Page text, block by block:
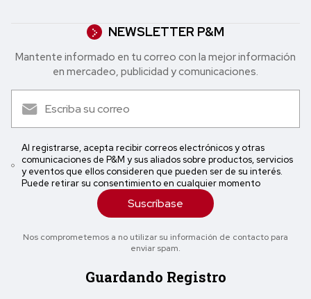
NEWSLETTER P&M
Mantente informado en tu correo con la mejor in formación
en mercadeo, publicidad y comunicaciones.
Al registrarse, acepta recibir correos electrónicos y otras
comunicaciones de P&M y sus aliados sobre productos, servicios
y eventos que ellos consideren que pueden ser de su interés.
Puede retirar su consentimiento en cualquier momento
Suscríbase
Nos comprometemos a no utilizar su información de contacto para
enviar spam.
Guardando Registro